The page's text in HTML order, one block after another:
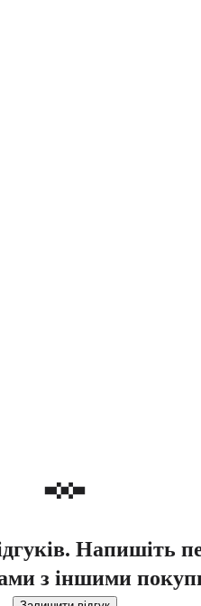
Напишіть
з іншими